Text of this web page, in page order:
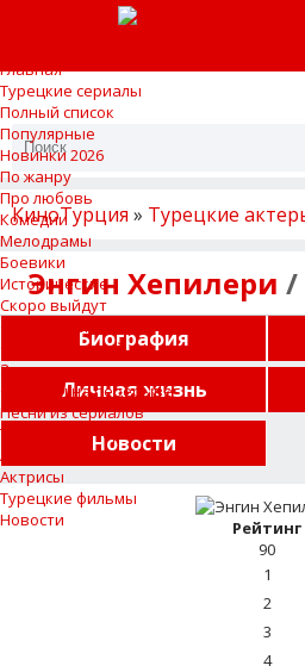
Главная
Турецкие сериалы
Полный список
Популярные
Новинки 2026
По жанру
Про любовь
Комедии
Мелодрамы
Боевики
Исторические
Скоро выйдут
Фрагменты
Описание серий
Завершенные сериалы
Сериалы на перерыве
Песни из сериалов
Турецкие актеры
Актеры
Актрисы
Турецкие фильмы
Новости
КиноТурция » Турецкие
Энгин Хепилери /
Биография
Личная жизнь
Новости
Рейтинг
90
1
2
3
4